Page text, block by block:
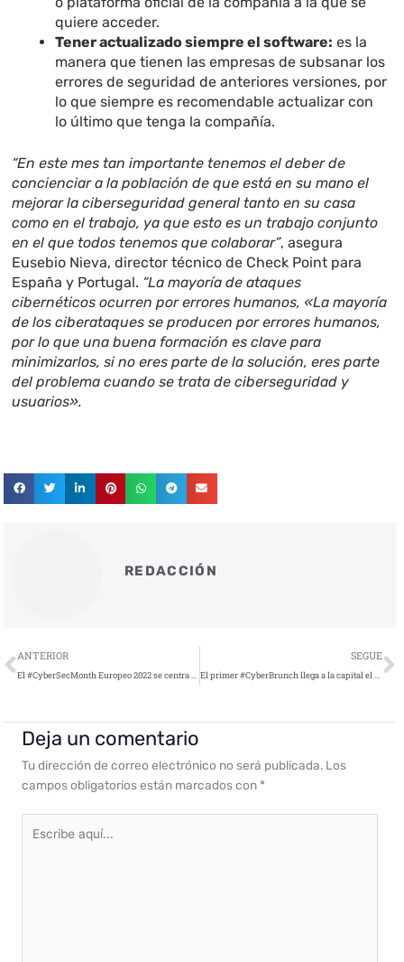
quiere acceder.
Tener actualizado siempre el software: es la
manera que tienen las empresas de subsanar los
errores de seguridad de anteriores versiones, por
lo que siempre es recomendable actualizar con
lo último que tenga la compañía.
“En este mes tan importante tenemos el deber de
concienciar a la población de que está en su mano el
mejorar la ciberseguridad general tanto en su casa
como en el trabajo, ya que esto es un trabajo conjunto
en el que todos tenemos que colaborar”, asegura
Eusebio Nieva, director técnico de Check Point para
España y Portugal. “La mayoría de ataques
cibernéticos ocurren por errores humanos, «La mayoría
de los ciberataques se producen por errores humanos,
por lo que una buena formación es clave para
minimizarlos, si no eres parte de la solución, eres parte
del problema cuando se trata de ciberseguridad y
usuarios».
REDACCIÓN
Ant
ANTERIOR
El #CyberSecMonth Europeo 2022 se centra en phising y ransomware
SEGUE
El primer #CyberBrunch llega a la capital el próximo 20 de octubre
Deja un comentario
Tu dirección de correo electrónico no será publicada. Los
campos obligatorios están marcados con *
aquí...